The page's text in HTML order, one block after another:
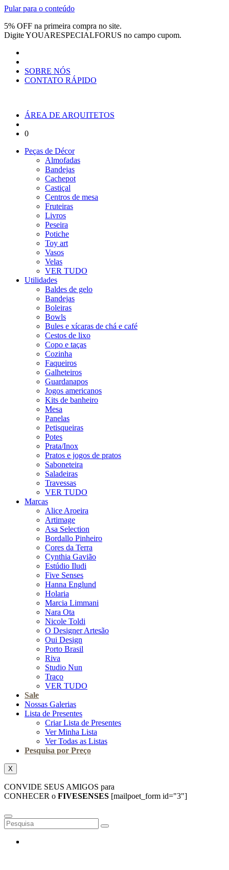
Pular para o conteúdo
5% OFF na primeira compra no site.
DigiteYOUARESPECIALFORUS no campo cupom.
SOBRE NÓS
CONTATO RÁPIDO
ÁREA DE ARQUITETOS
0
Peças de Décor
Almofadas
Bandejas
Cachepot
Castiçal
Centros de mesa
Fruteiras
Livros
Peseira
Potiche
Toy art
Vasos
Velas
VER TUDO
Utilidades
Baldes de gelo
Bandejas
Boleiras
Bowls
Bules e xícaras de chá e café
Cestos de lixo
Copo e taças
Cozinha
Faqueiros
Galheteiros
Guardanapos
Jogos americanos
Kits de banheiro
Mesa
Panelas
Petisqueiras
Potes
Prata/Inox
Pratos e jogos de pratos
Saboneteira
Saladeiras
Travessas
VER TUDO
Marcas
Alice Aroeira
Artimage
Asa Selection
Bordallo Pinheiro
Cores da Terra
Cynthia Gavião
Estúdio Iludi
Five Senses
Hanna Englund
Holaria
Marcia Limmani
Nara Ota
Nicole Toldi
O Designer Artesão
Oui Design
Porto Brasil
Riva
Studio Nun
Traço
VER TUDO
Sale
Nossas Galerias
Lista de Presentes
Criar Lista de Presentes
Ver Minha Lista
Ver Todas as Listas
Pesquisa por Preço
X
CONVIDE SEUS AMIGOS para
CONHECER o FIVESENSES [mailpoet_form id="3"]